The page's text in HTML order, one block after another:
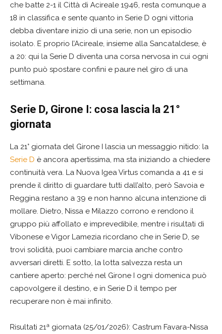
che batte 2-1 il Città di Acireale 1946, resta comunque a
18 in classifica e sente quanto in Serie D ogni vittoria
debba diventare inizio di una serie, non un episodio
isolato. E proprio l’Acireale, insieme alla Sancataldese, è
a 20: qui la Serie D diventa una corsa nervosa in cui ogni
punto può spostare confini e paure nel giro di una
settimana.
Serie D, Girone I: cosa lascia la 21°
giornata
La 21° giornata del Girone I lascia un messaggio nitido: la
Serie D è ancora apertissima, ma sta iniziando a chiedere
continuità vera. La Nuova Igea Virtus comanda a 41 e si
prende il diritto di guardare tutti dall’alto, però Savoia e
Reggina restano a 39 e non hanno alcuna intenzione di
mollare. Dietro, Nissa e Milazzo corrono e rendono il
gruppo più affollato e imprevedibile, mentre i risultati di
Vibonese e Vigor Lamezia ricordano che in Serie D, se
trovi solidità, puoi cambiare marcia anche contro
avversari diretti. E sotto, la lotta salvezza resta un
cantiere aperto: perché nel Girone I ogni domenica può
capovolgere il destino, e in Serie D il tempo per
recuperare non è mai infinito.
Risultati 21ª giornata (25/01/2026): Castrum Favara-Nissa